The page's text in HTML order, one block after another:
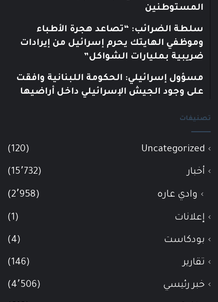
المستوطنين
سلطة الضرائب: “تصاعد هجرة الأطباء
وموظفي الهايتك يحرم إسرائيل من إيرادات
ضريبية بمليارات الشواكل”
مسؤول إسرائيلي: الحكومة اللبنانية وافقت
على وجود الجيش الإسرائيلي داخل أراضيها
تصنيفات
Uncategorized
(120)
أخبار (15٬732)
وادي عاره (2٬958)
إعلانات (1)
بودكاست (4)
تقارير (146)
خبر رئيسي (4٬506)